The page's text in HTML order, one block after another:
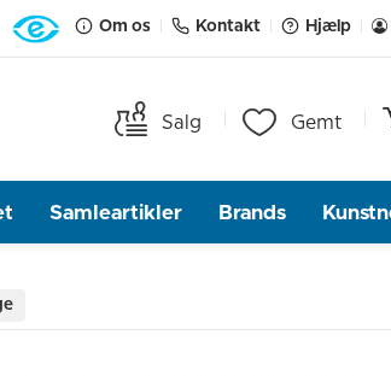
Om os Kontakt Hjælp
Salg Gemt
Samleartikler Brands